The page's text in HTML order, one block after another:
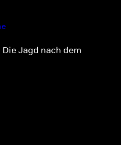
Jagd nach dem